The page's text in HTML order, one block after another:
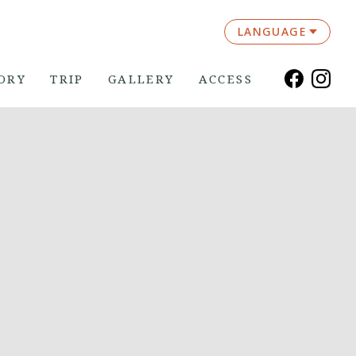
TRIP GALLERY ACCESS
LANGUAGE